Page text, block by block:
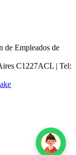
Empleados de
C1227ACL | Tel: